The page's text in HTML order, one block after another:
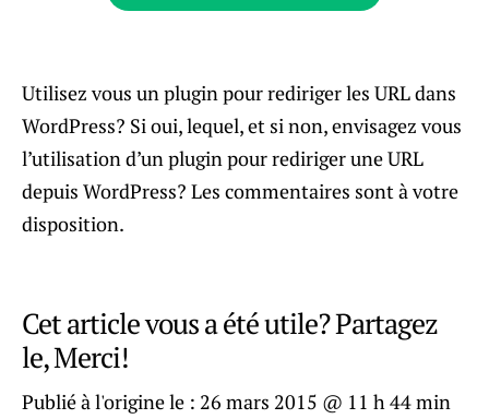
Utilisez vous un plugin pour rediriger les URL dans
WordPress? Si oui, lequel, et si non, envisagez vous
l’utilisation d’un plugin pour rediriger une URL
depuis WordPress? Les commentaires sont à votre
disposition.
Cet article vous a été utile? Partagez
le, Merci!
Publié à l'origine le : 26 mars 2015 @ 11 h 44 min